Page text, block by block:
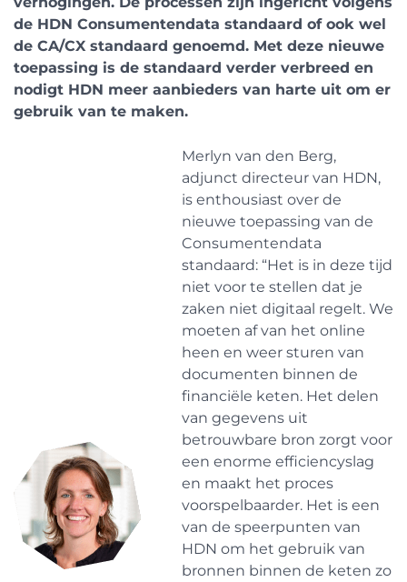
de HDN Consumentendata standaard of ook wel
de CA/CX standaard genoemd. Met deze nieuwe
toepassing is de standaard verder verbreed en
nodigt HDN meer aanbieders van harte uit om er
gebruik van te maken.
Merlyn van den Berg,
adjunct directeur van HDN,
is enthousiast over de
nieuwe toepassing van de
Consumentendata
standaard: “Het is in deze tijd
niet voor te stellen dat je
zaken niet digitaal regelt. We
moeten af van het online
heen en weer sturen van
documenten binnen de
financiële keten. Het delen
van gegevens uit
betrouwbare bron zorgt voor
een enorme efficiencyslag
en maakt het proces
voorspelbaarder. Het is een
van de speerpunten van
HDN om het gebruik van
bronnen binnen de keten zo